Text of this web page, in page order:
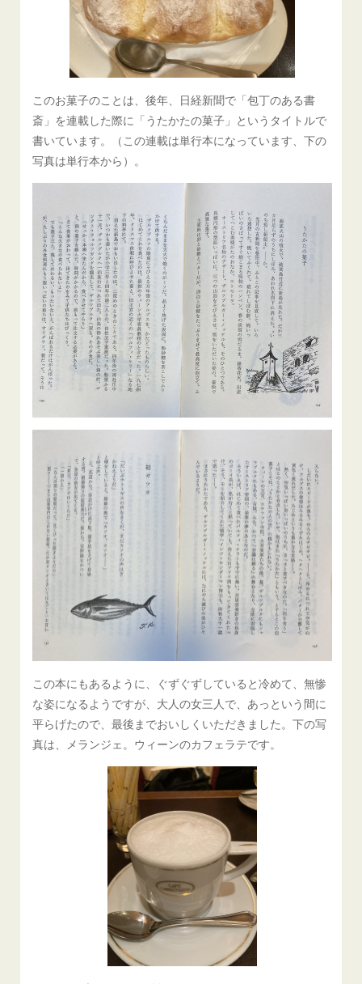
このお菓子のことは、後年、日経新聞で「包丁のある書
斎」を連載した際に「うたかたの菓子」というタイトルで
書いています。（この連載は単行本になっています、下の
写真は単行本から）。
この本にもあるように、ぐずぐずしていると冷めて、無惨
な姿になるようですが、大人の女三人で、あっという間に
平らげたので、最後までおいしくいただきました。下の写
真は、メランジェ。ウィーンのカフェラテです。